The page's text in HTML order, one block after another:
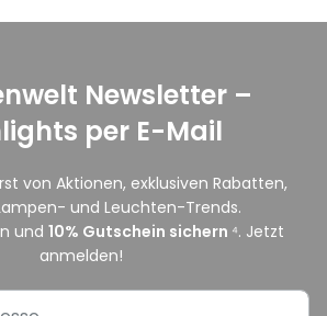
Newsletter –
per E-Mail
von Aktionen, exklusiven Rabatten,
und Leuchten-Trends.
und 10% Gutschein sichern ⁴. Jetzt
anmelden!